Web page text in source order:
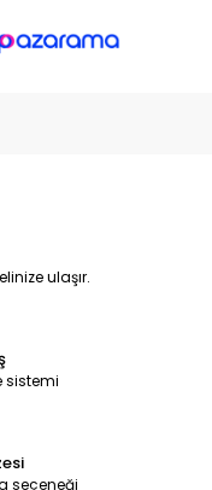
ulaşır.
sistemi
seçeneği